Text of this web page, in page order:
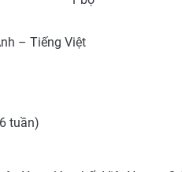
– Tiếng Việt
tuần)